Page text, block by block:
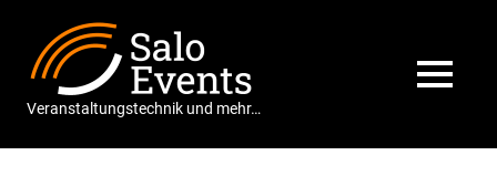
springen
Veranstaltungstechnik und mehr…
MENÜ